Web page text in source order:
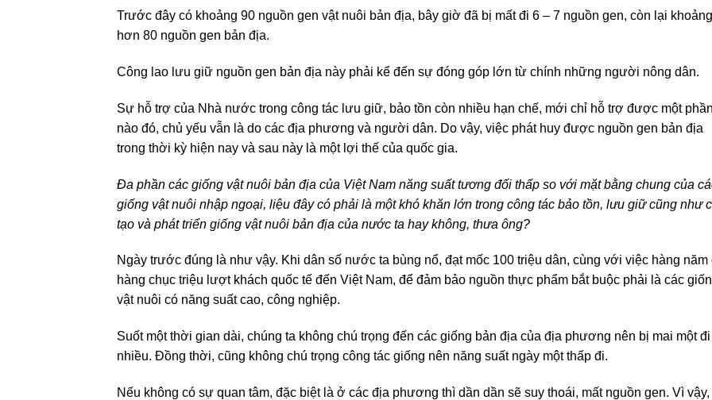
Trước đây có khoảng 90 nguồn gen vật nuôi bản địa, bây giờ đã bị mất đi 6 – 7 nguồn gen, còn lại khoảng
hơn 80 nguồn gen bản địa.
Công lao lưu giữ nguồn gen bản địa này phải kể đến sự đóng góp lớn từ chính những người nông dân.
Sự hỗ trợ của Nhà nước trong công tác lưu giữ, bảo tồn còn nhiều hạn chế, mới chỉ hỗ trợ được một phần
nào đó, chủ yếu vẫn là do các địa phương và người dân. Do vậy, việc phát huy được nguồn gen bản địa
trong thời kỳ hiện nay và sau này là một lợi thế của quốc gia.
Đa phần các giống vật nuôi bản địa của Việt Nam năng suất tương đối thấp so với mặt bằng chung của
giống vật nuôi nhập ngoại, liệu đây có phải là một khó khăn lớn trong công tác bảo tồn, lưu giữ cũng như
tạo và phát triển giống vật nuôi bản địa của nước ta hay không, thưa ông?
Ngày trước đúng là như vậy. Khi dân số nước ta bùng nổ, đạt mốc 100 triệu dân, cùng với việc hàng năm
hàng chục triệu lượt khách quốc tế đến Việt Nam, để đảm bảo nguồn thực phẩm bắt buộc phải là các
vật nuôi có năng suất cao, công nghiệp.
Suốt một thời gian dài, chúng ta không chú trọng đến các giống bản địa của địa phương nên bị mai một đi
nhiều. Đồng thời, cũng không chú trọng công tác giống nên năng suất ngày một thấp đi.
Nếu không có sự quan tâm, đặc biệt là ở các địa phương thì dần dần sẽ suy thoái, mất nguồn gen. Vì vậy,